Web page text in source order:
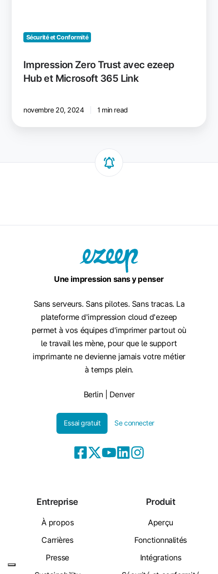
Sécurité et Conformité
Impression Zero Trust avec ezeep
Hub et Microsoft 365 Link
novembre 20, 2024 1 min read
Une impression sans y penser
Sans serveurs. Sans pilotes. Sans tracas. La
plateforme d'impression cloud d'ezeep
permet à vos équipes d'imprimer partout où
le travail les mène, pour que le support
imprimante ne devienne jamais votre métier
à temps plein.
Berlin | Denver
Essai gratuit Se connecter
Entreprise
À propos
Carrières
Presse
Produit
Aperçu
Fonctionnalités
Intégrations